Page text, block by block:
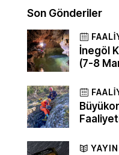
Son Gönderiler
İnegöl
(7-8
YAYIN